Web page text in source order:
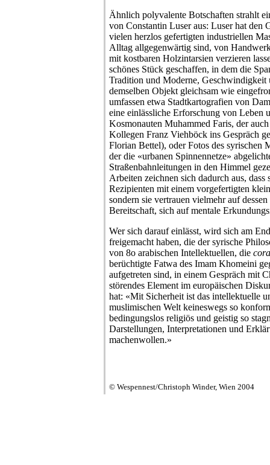
Ähnlich polyvalente Botschaften strahlt
von Constantin Luser aus: Luser hat den
vielen herzlos gefertigten industriellen
Alltag allgegenwärtig sind, von
mit kostbaren Holzintarsien verzieren
schönes Stück geschaffen, in dem die
Tradition und Moderne, Geschwindigkeit
demselben Objekt gleichsam wie
umfassen etwa Stadtkartografien von
eine einlässliche Erforschung von Leben
Kosmonauten Muhammed Faris, der
Kollegen Franz Viehböck ins Gespräch
Florian Bettel), oder Fotos des syrischen
der die «urbanen Spinnennetze»
Straßenbahnleitungen in den Himmel
Arbeiten zeichnen sich dadurch aus, dass
Rezipienten mit einem vorgefertigten
sondern sie vertrauen vielmehr auf
Bereitschaft, sich auf mentale
Wer sich darauf einlässt, wird sich am
freigemacht haben, die der syrische
von 8o arabischen Intellektuellen, die
berüchtigte Fatwa des Imam Khomeini
aufgetreten sind, in einem Gespräch mit
störendes Element im europäischen
hat: «Mit Sicherheit ist das intellektuelle
muslimischen Welt keineswegs so
bedingungslos religiös und geistig so
Darstellungen, Interpretationen und
machenwollen.»
© Wespennest/Christoph Winder, Wien 2004